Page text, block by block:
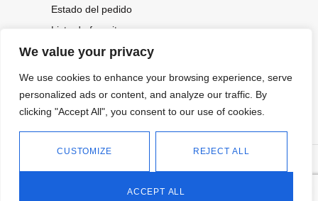
We value your privacy
We use cookies to enhance your browsing experience, serve
personalized ads or content, and analyze our traffic. By
clicking "Accept All", you consent to our use of cookies.
CUSTOMIZE REJECT ALL
ACCEPT ALL
Estado del pedido
Lista de favoritos
CONOCE NUESTRAS NOVEDADES,
OFERTAS...
2026.